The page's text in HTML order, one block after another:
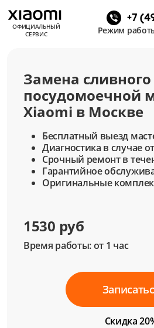
ОФИЦИАЛЬНЫЙ
СЕРВИС
+7
Режим
Замена сливного
посудомоечной
Xiaomi в Москве
Бесплатный выезд
Диагностика в случае
Срочный ремонт в
Гарантийное
Оригинальные
1530 руб
Время работы: от 1 час
Скидка